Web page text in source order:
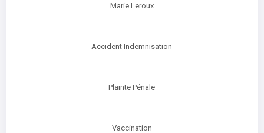
Marie Leroux
Accident Indemnisation
Plainte Pénale
Vaccination